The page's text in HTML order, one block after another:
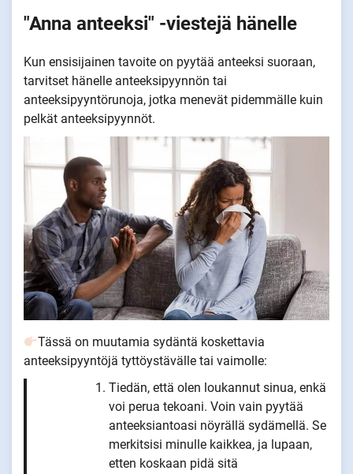
"Anna anteeksi" -viestejä hänelle
Kun ensisijainen tavoite on pyytää anteeksi suoraan,
tarvitset hänelle anteeksipyynnön tai
anteeksipyyntörunoja, jotka menevät pidemmälle kuin
pelkät anteeksipyynnöt.
Tässä on muutamia sydäntä koskettavia
anteeksipyyntöjä tyttöystävälle tai vaimolle:
Tiedän, että olen loukannut sinua, enkä
voi perua tekoani. Voin vain pyytää
anteeksiantoasi nöyrällä sydämellä. Se
merkitsisi minulle kaikkea, ja lupaan,
etten koskaan pidä sitä